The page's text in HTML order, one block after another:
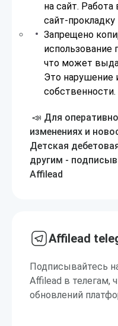
на сайт.
сайт-
Запрещено
использование
что может
Это нарушение
собственности.
📣 Для
изменениях и
Детская
другим -
Affilead
Affilead
Подписывайтесь
Affilead в телегам,
обновлений